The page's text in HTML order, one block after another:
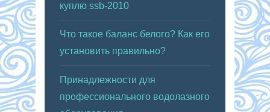
куплю ssb-2010
Что такое баланс белого? Как его
установить правильно?
Принадлежности для
профессионального водолазного